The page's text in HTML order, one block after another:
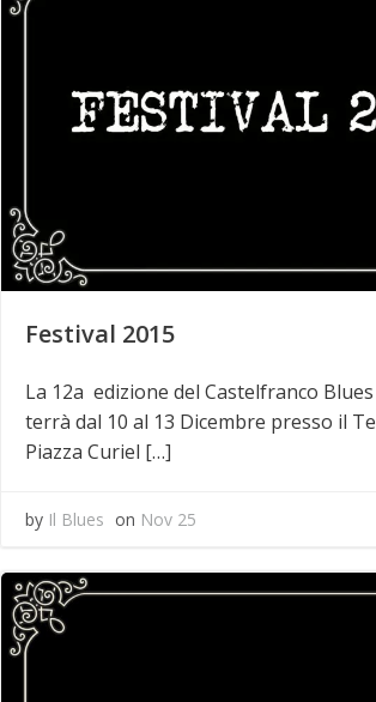
Festival 2015
La 12a edizione del Castelfranco
terrà dal 10 al 13 Dicembre presso il
Piazza Curiel […]
by Il Blues on Nov 25